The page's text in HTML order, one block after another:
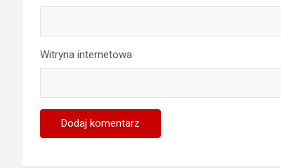
Witryna internetowa